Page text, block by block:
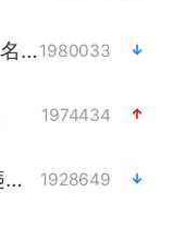
佛山通报笔试前13被淘汰后5名进体检1980033
1974434
广东雷州通报特教老师招聘违规事件 1928649